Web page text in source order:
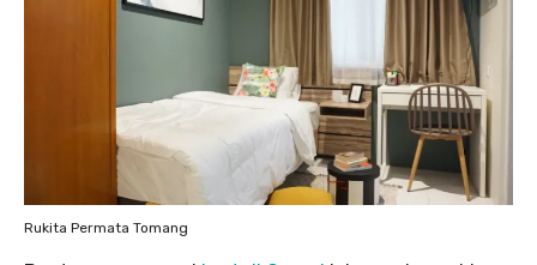
Rukita Permata Tomang